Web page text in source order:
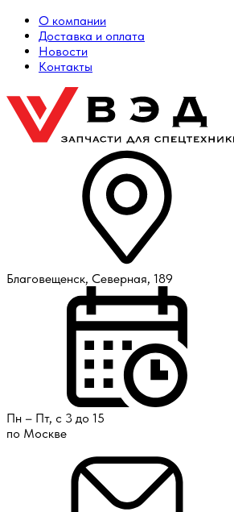
О компании
Доставка и оплата
Новости
Контакты
Благовещенск, Северная, 189
Пн – Пт, с 3 до 15
по Москве